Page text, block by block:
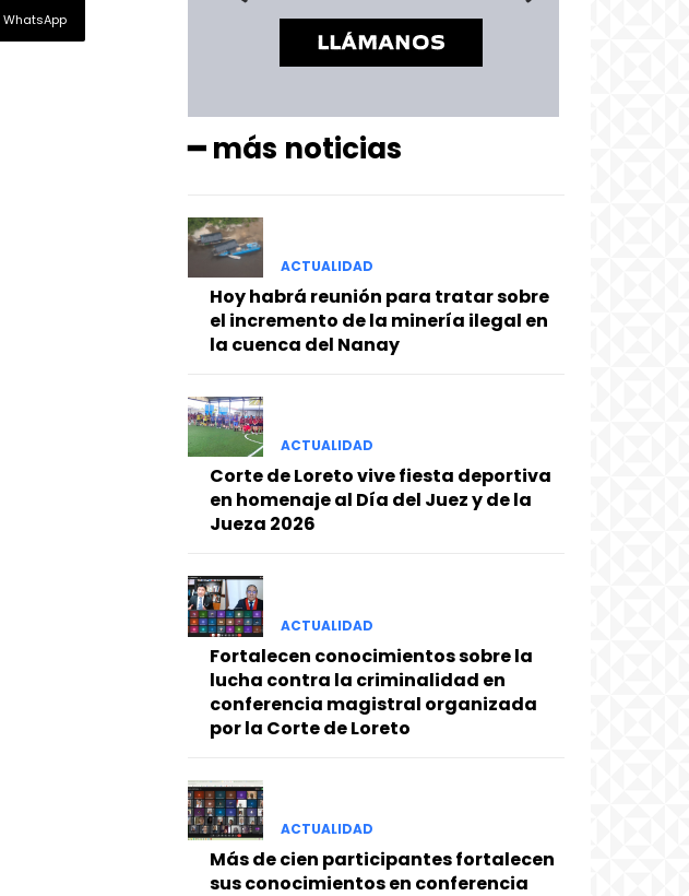
WhatsApp
━ más noticias
ACTUALIDAD
Hoy habrá reunión para tratar sobre
el incremento de la minería ilegal en
la cuenca del Nanay
ACTUALIDAD
Corte de Loreto vive fiesta deportiva
en homenaje al Día del Juez y de la
Jueza 2026
ACTUALIDAD
Fortalecen conocimientos sobre la
lucha contra la criminalidad en
conferencia magistral organizada
por la Corte de Loreto
ACTUALIDAD
Más de cien participantes fortalecen
sus conocimientos en conferencia